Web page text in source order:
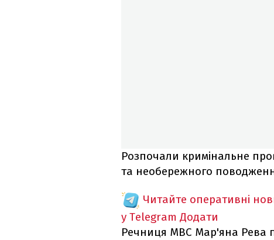
Розпочали кримінальне
та необережного
Читайте оперативні
у Telegram Додати
Речниця МВС Мар'яна Рева